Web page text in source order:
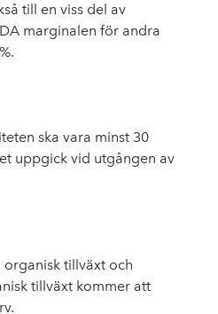
till en viss del av
marginalen för andra
ska vara minst 30
uppgick vid utgången av
organisk tillväxt och
tillväxt kommer att